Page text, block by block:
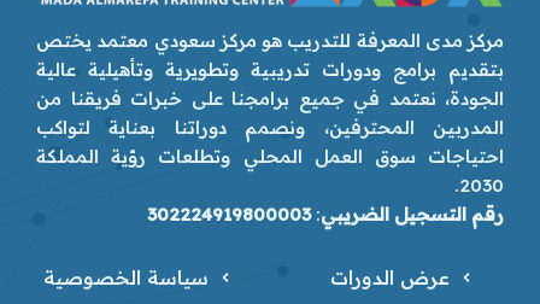
مركز مدى المعرفة للتدريب هو مركز سعودي معتمد يختص
بتقديم برامج ودورات تدريبية وتطويرية وتأهيلية عالية
الجودة، نعتمد في جميع برامجنا على خبرات فريقنا من
المدربين المحترفين، ونصمم دوراتنا بعناية لتواكب
احتياجات سوق العمل المحلي وتطلعات رؤية المملكة
2030.
رقم التسجيل الضريبي:
302224919800003
عرض الدورات
سياسة الخصوصية